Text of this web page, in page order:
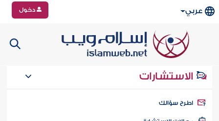
عربي دخول
الاستشارات
سؤالك